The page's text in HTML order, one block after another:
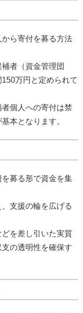
ら寄付を募る方法
者（資金管理団
万円と定められて
個人への寄付は禁
本となります。
募る形で資金を集
支援の輪を広げる
を差し引いた実質
の透明性を確保す